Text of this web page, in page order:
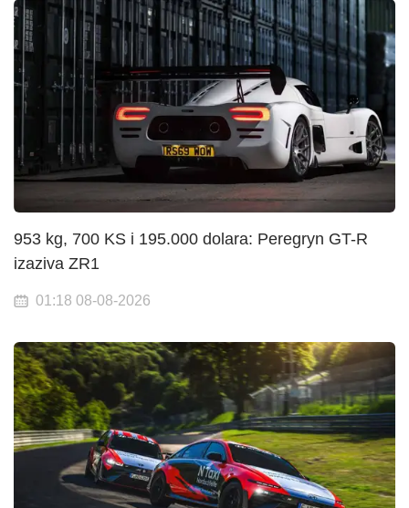
953 kg, 700 KS i 195.000 dolara: Peregryn GT-R
izaziva ZR1
01:18 08-08-2026